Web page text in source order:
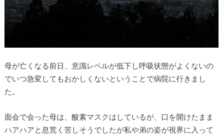
母が亡くなる前日、意識レベルが低下し呼吸状態がよくないの
でいつ急変してもおかしくないということで病院に行きまし
た。
面会で会った母は、酸素マスクはしているが、口を開けたまま
ハアハアと息荒く苦しそうでしたが私や弟の姿が視界に入って